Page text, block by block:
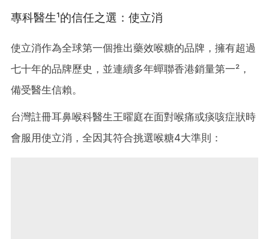
專科醫生¹的信任之選：使立消
使立消作為全球第一個推出藥效喉糖的品牌，擁有超過
七十年的品牌歷史，並連續多年蟬聯香港銷量第一² ，
備受醫生信賴。
台灣註冊耳鼻喉科醫生王曜庭在面對喉痛或痰咳症狀時
會服用使立消，全因其符合挑選喉糖4大準則：